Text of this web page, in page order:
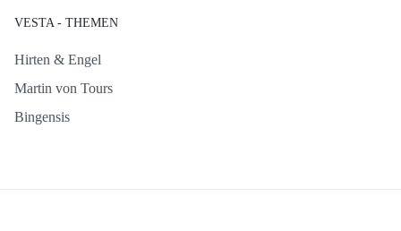
VESTA - THEMEN
Hirten & Engel
Martin von Tours
Bingensis